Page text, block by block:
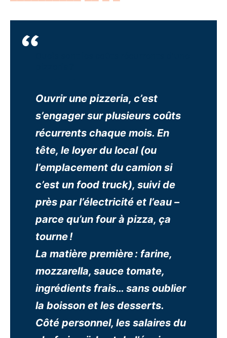
Ouvrir une pizzeria, c’est
s’engager sur plusieurs coûts
récurrents chaque mois. En
tête, le loyer du local (ou
l’emplacement du camion si
c’est un food truck), suivi de
près par l’électricité et l’eau –
parce qu’un four à pizza, ça
tourne !
La matière première : farine,
mozzarella, sauce tomate,
ingrédients frais… sans oublier
la boisson et les desserts.
Côté personnel, les salaires du